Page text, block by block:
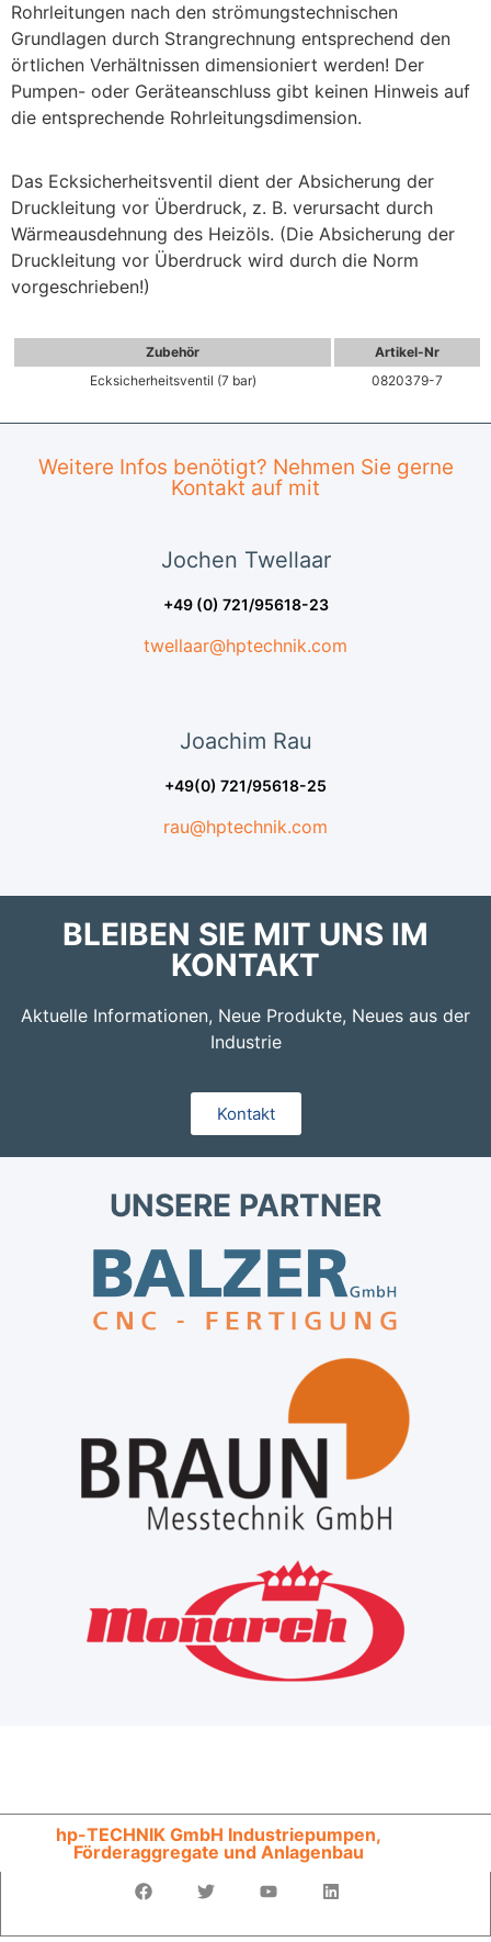
Rohrleitungen nach den strömungstechnischen
Grundlagen durch Strangrechnung entsprechend den
örtlichen Verhältnissen dimensioniert werden! Der
Pumpen- oder Geräteanschluss gibt keinen Hinweis auf
die entsprechende Rohrleitungsdimension.
Das Ecksicherheitsventil dient der Absicherung der
Druckleitung vor Überdruck, z. B. verursacht durch
Wärmeausdehnung des Heizöls. (Die Absicherung der
Druckleitung vor Überdruck wird durch die Norm
vorgeschrieben!)
Zubehör
Artikel-Nr
Ecksicherheitsventil (7 bar)
0820379-7
Weitere Infos benötigt? Nehmen Sie gerne
Kontakt auf mit
Jochen Twellaar
+49 (0) 721/95618-23
twellaar@hptechnik.com
Joachim Rau
+49(0) 721/95618-25
rau@hptechnik.com
BLEIBEN SIE MIT UNS IM
KONTAKT
Aktuelle Informationen, Neue Produkte, Neues aus der
Industrie
Kontakt
UNSERE PARTNER
hp-TECHNIK GmbH Industriepumpen,
Förderaggregate und Anlagenbau